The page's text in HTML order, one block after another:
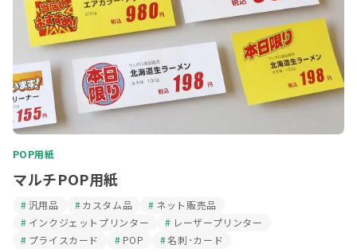
POP用紙
マルチPOP用紙
汎用品 カスタム品
ネット販売品
インクジェットプリンター
レーザープリンター
プライスカード
POP 名刺･カード